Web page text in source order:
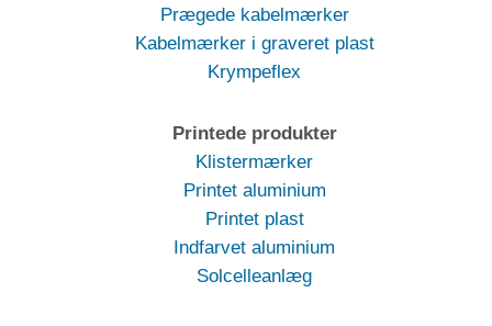
Prægede kabelmærker
Kabelmærker i graveret plast
Krympeflex
Printede produkter
Klistermærker
Printet aluminium
Printet plast
Indfarvet aluminium
Solcelleanlæg